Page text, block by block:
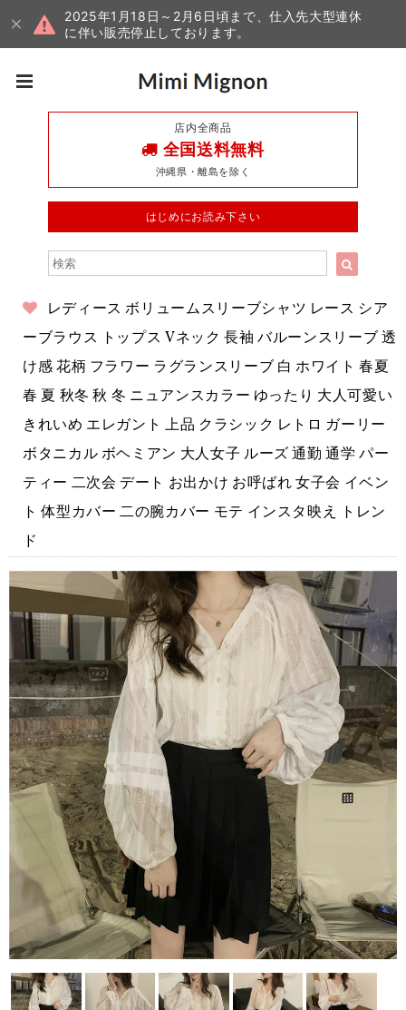
2025年1月18日～2月6日頃まで、仕入先大型連休
に伴い販売停止しております。
店内全商品
全国送料無料
沖縄県・離島を除く
はじめにお読み下さい
レディース ボリュームスリーブシャツ レース シア
ーブラウス トップス Vネック 長袖 バルーンスリーブ 透
け感 花柄 フラワー ラグランスリーブ 白 ホワイト 春夏
春 夏 秋冬 秋 冬 ニュアンスカラー ゆったり 大人可愛い
きれいめ エレガント 上品 クラシック レトロ ガーリー
ボタニカル ボヘミアン 大人女子 ルーズ 通勤 通学 パー
ティー 二次会 デート お出かけ お呼ばれ 女子会 イベン
ト 体型カバー 二の腕カバー モテ インスタ映え トレン
ド